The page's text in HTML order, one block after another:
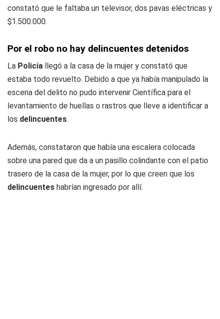
constató que le faltaba un televisor, dos pavas eléctricas y
$1.500.000.
Por el robo no hay delincuentes detenidos
La Policía llegó a la casa de la mujer y constató que
estaba todo revuelto. Debido a que ya había manipulado la
escena del delito no pudo intervenir Científica para el
levantamiento de huellas o rastros que lleve a identificar a
los delincuentes.
Además, constataron que había una escalera colocada
sobre una pared que da a un pasillo colindante con el patio
trasero de la casa de la mujer, por lo que creen que los
delincuentes habrían ingresado por allí.